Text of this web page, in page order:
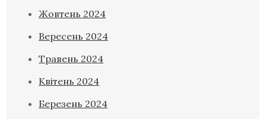
Жовтень 2024
Вересень 2024
Травень 2024
Квітень 2024
Березень 2024